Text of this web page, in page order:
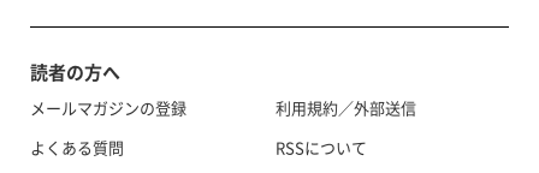
読者の方へ
メールマガジンの登録
よくある質問
利用規約／外部送信
RSSについて